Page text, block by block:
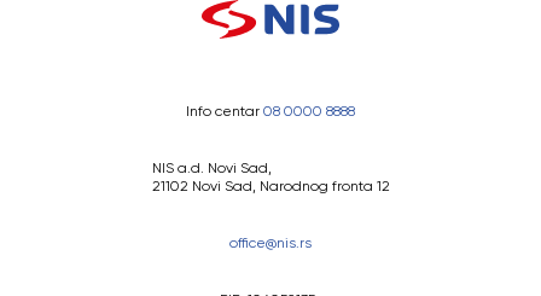
Info centar 08 0000 8888
NIS a.d. Novi Sad,
21102 Novi Sad, Narodnog fronta 12
office@nis.rs